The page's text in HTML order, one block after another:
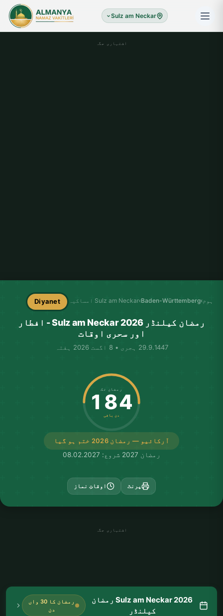
Sulz am Neckar
اشتہاری جگہ
ہوم ›
Baden-Württemberg
›Sulz am Neckar امساکیہ Diyanet
رمضان کیلنڈر Sulz am Neckar 2026 - افطار
اور سحری اوقات
29.9.1447 ہجری • 8 اگست 2026 ہفتہ
آرکائیو — رمضان 2026 ختم ہو گیا
رمضان تک
184
دن باقی
رمضان 2027 شروع: 08.02.2027
پرنٹ اوقاتِ نماز
اشتہاری جگہ
Sulz am Neckar 2026 رمضان
کیلنڈر
رمضان کا 30 واں
دن